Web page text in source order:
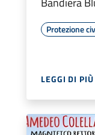
Protezione
LEGGI DI PIÙ